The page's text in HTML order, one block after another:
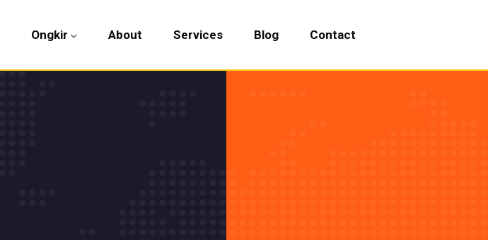
Ongkir About Services Blog Contact